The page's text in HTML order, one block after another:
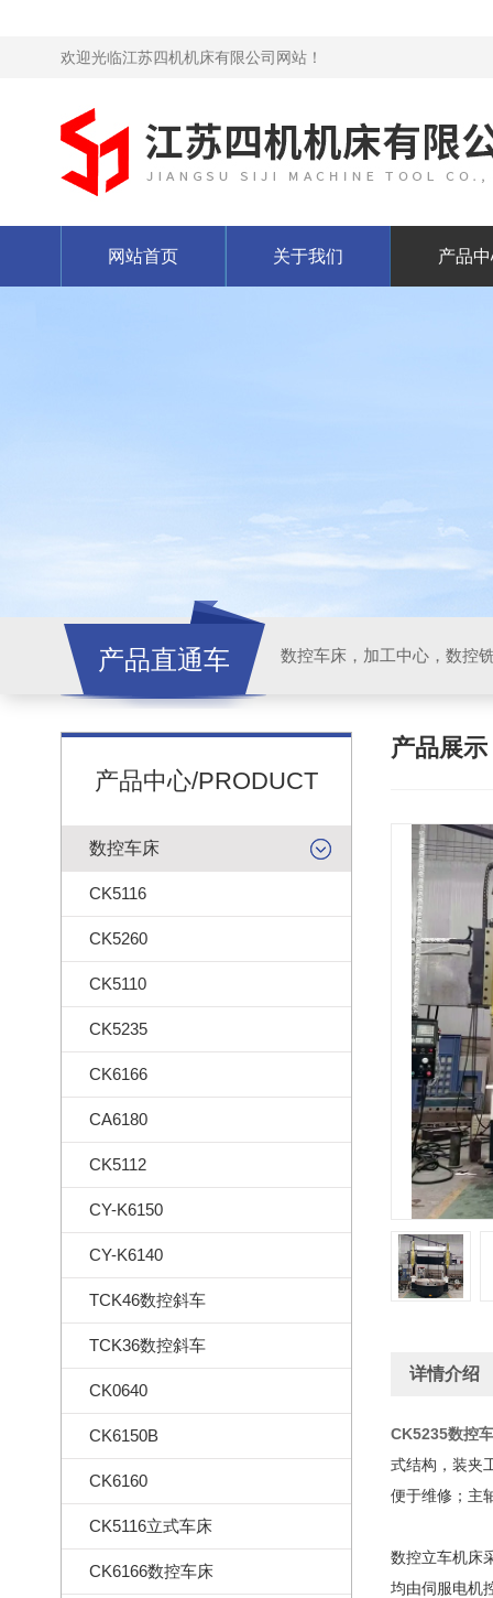
欢迎光临江苏四机机床有限公司网站！
网站首页 关于我们 产品
产品直通车
产品中心/PRODUCT
数控车床
CK5116
CK5260
CK5110
CK5235
CK6166
CA6180
CK5112
CY-K6150
CY-K6140
TCK46数控斜车
TCK36数控斜车
CK0640
CK6150B
CK6160
CK5116立式车床
CK6166数控车床
产品展示
详情介绍
CK5235数控
式结构，装夹
便于维修；主
数控立车机床
均由伺服电机